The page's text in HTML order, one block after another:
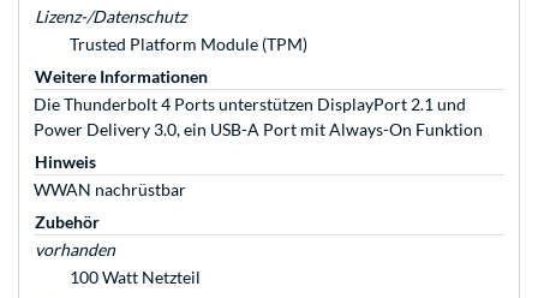
Lizenz-/Datenschutz
Trusted Platform Module (TPM)
Weitere Informationen
Die Thunderbolt 4 Ports unterstützen DisplayPort 2.1 und
Power Delivery 3.0, ein USB-A Port mit Always-On Funktion
Hinweis
WWAN nachrüstbar
Zubehör
vorhanden
100 Watt Netzteil